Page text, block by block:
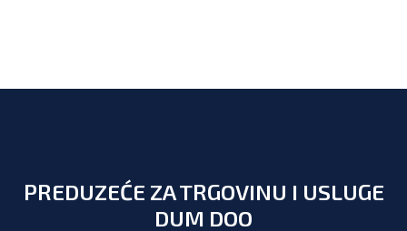
PREDUZEĆE ZA TRGOVINU I USLUGE
DUM DOO